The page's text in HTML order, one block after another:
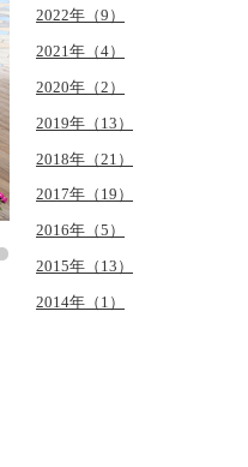
2022年（9）
2021年（4）
2020年（2）
2019年（13）
2018年（21）
2017年（19）
2016年（5）
2015年（13）
2014年（1）